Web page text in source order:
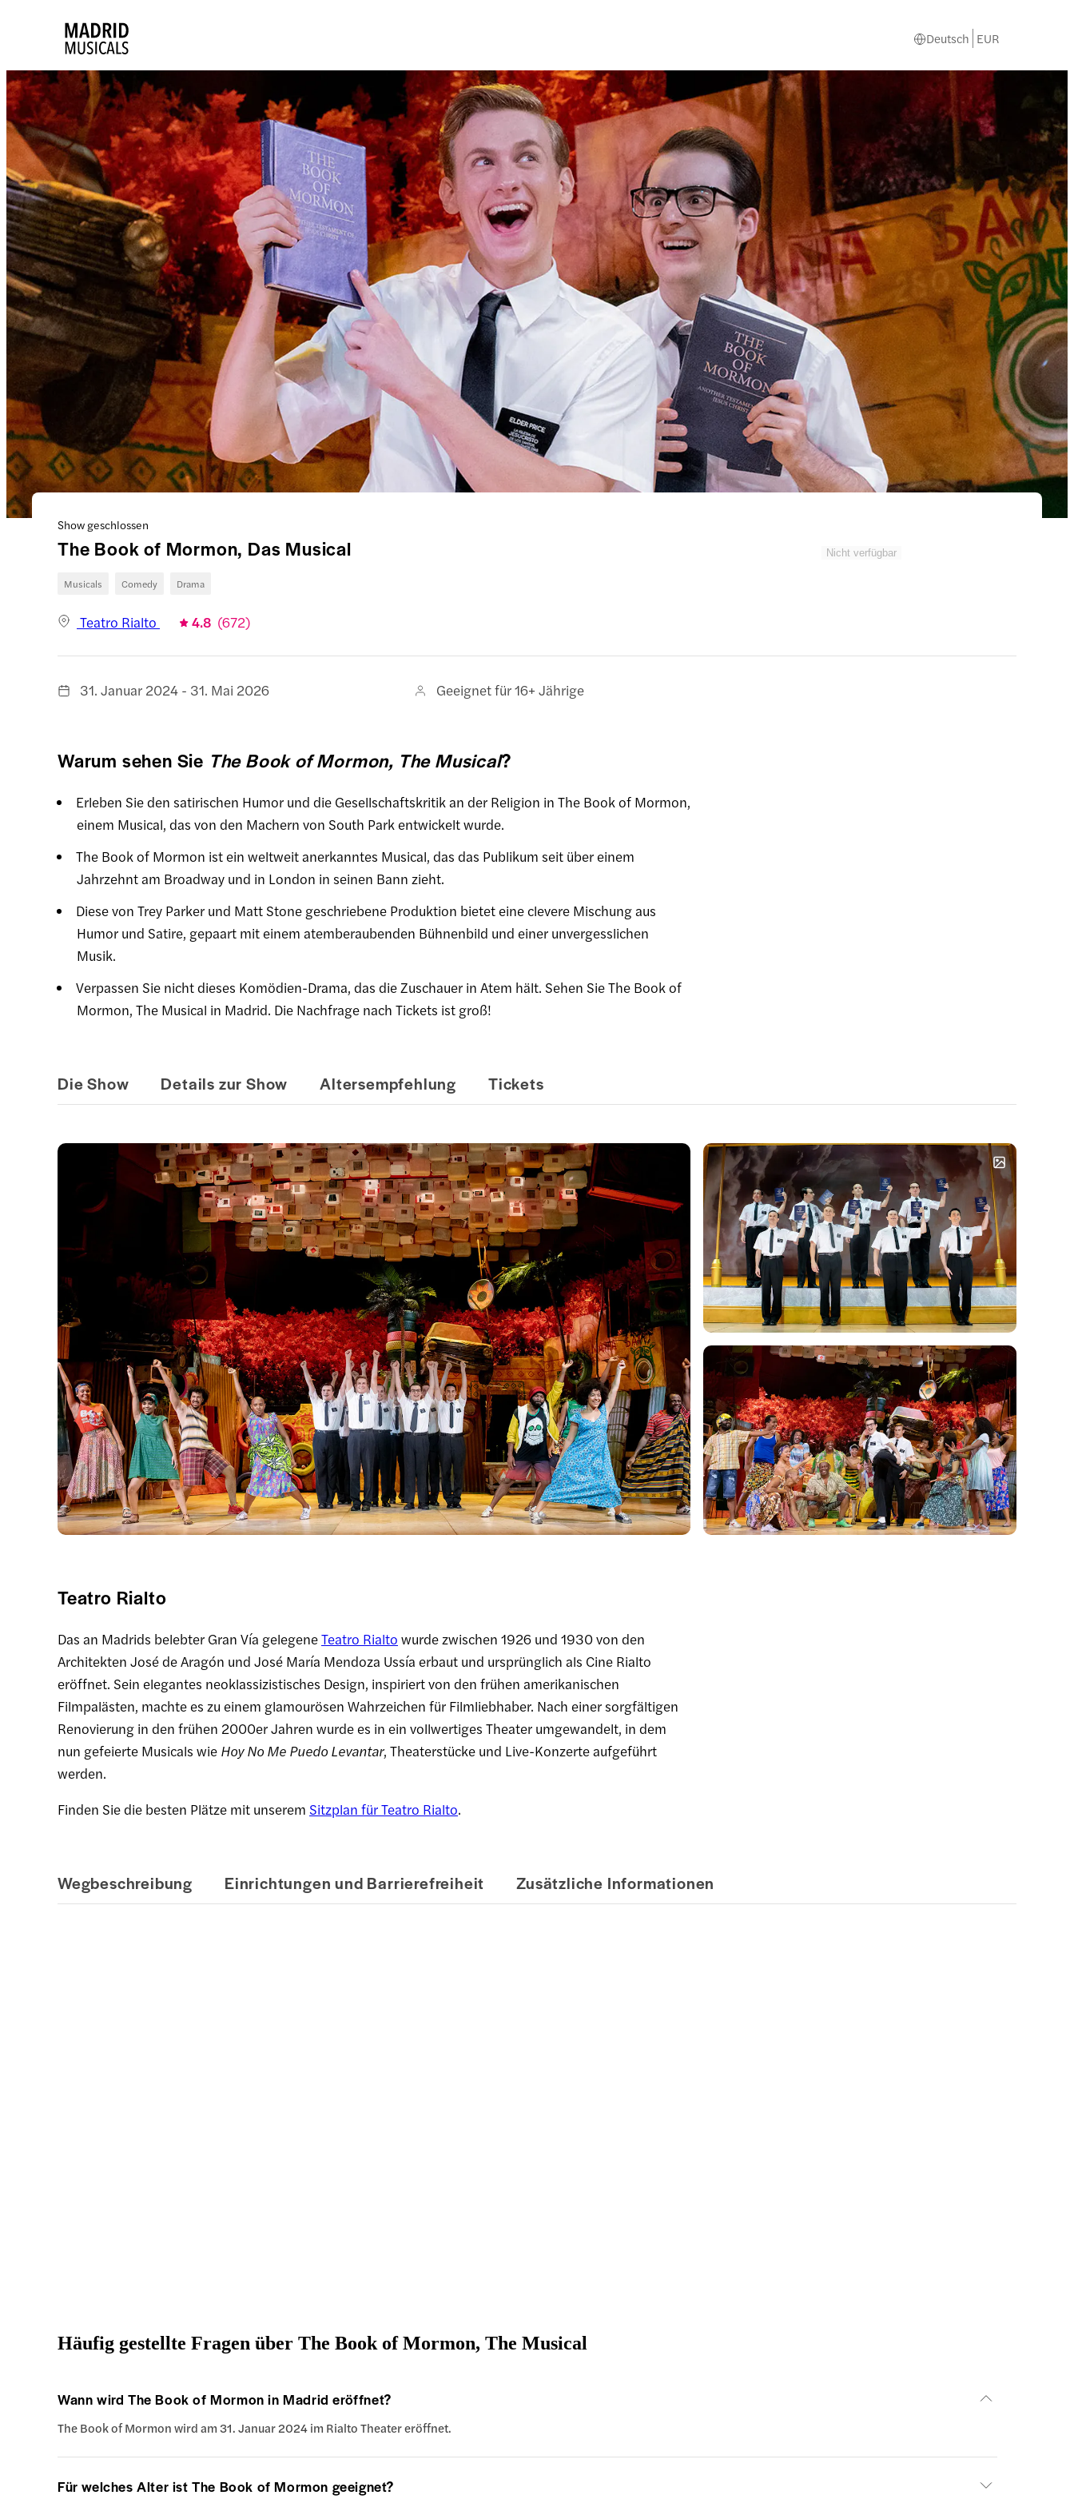
Deutsch EUR
Show geschlossen
The Book of Mormon, Das Musical
Musicals Comedy Drama
Nicht verfügbar
Teatro Rialto 4.8 (672)
31. Januar 2024 - 31. Mai 2026 Geeignet für 16+ Jährige
Warum sehen Sie The Book of Mormon, The Musical?
Erleben Sie den satirischen Humor und die Gesellschaftskritik an der Religion in The Book of Mormon,
einem Musical, das von den Machern von South Park entwickelt wurde.
The Book of Mormon ist ein weltweit anerkanntes Musical, das das Publikum seit über einem
Jahrzehnt am Broadway und in London in seinen Bann zieht.
Diese von Trey Parker und Matt Stone geschriebene Produktion bietet eine clevere Mischung aus
Humor und Satire, gepaart mit einem atemberaubenden Bühnenbild und einer unvergesslichen
Musik.
Verpassen Sie nicht dieses Komödien-Drama, das die Zuschauer in Atem hält. Sehen Sie The Book of
Mormon, The Musical in Madrid. Die Nachfrage nach Tickets ist groß!
Die Show Details zur Show Altersempfehlung Tickets
Teatro Rialto
Das an Madrids belebter Gran Vía gelegeneTeatro Rialto wurde zwischen 1926 und 1930 von den
Architekten José de Aragón und José María Mendoza Ussía erbaut und ursprünglich als Cine Rialto
eröffnet. Sein elegantes neoklassizistisches Design, inspiriert von den frühen amerikanischen
Filmpalästen, machte es zu einem glamourösen Wahrzeichen für Filmliebhaber. Nach einer sorgfältigen
Renovierung in den frühen 2000er Jahren wurde es in ein vollwertiges Theater umgewandelt, in dem
nun gefeierte Musicals wie Hoy No Me Puedo Levantar, Theaterstücke und Live-Konzerte aufgeführt
werden.
Finden Sie die besten Plätze mit unserem Sitzplan für Teatro Rialto.
Wegbeschreibung Einrichtungen und Barrierefreiheit Zusätzliche Informationen
Häufig gestellte Fragen über The Book of Mormon, The Musical
Wann wird The Book of Mormon in Madrid eröffnet?
The Book of Mormon wird am 31. Januar 2024 im Rialto Theater eröffnet.
Für welches Alter ist The Book of Mormon geeignet?